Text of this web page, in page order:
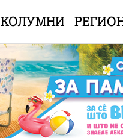
КОЛУМНИ